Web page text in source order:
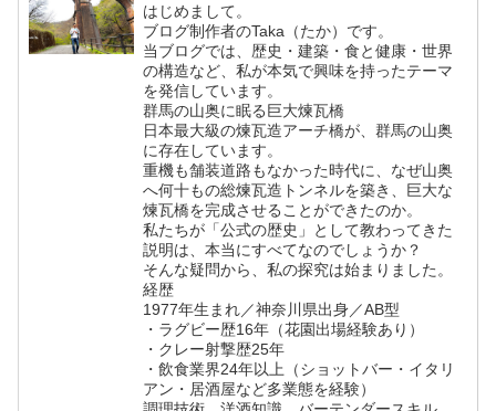
はじめまして。
ブログ制作者のTaka（たか）です。
当ブログでは、歴史・建築・食と健康・世界
の構造など、私が本気で興味を持ったテーマ
を発信しています。
群馬の山奥に眠る巨大煉瓦橋
日本最大級の煉瓦造アーチ橋が、群馬の山奥
に存在しています。
重機も舗装道路もなかった時代に、なぜ山奥
へ何十もの総煉瓦造トンネルを築き、巨大な
煉瓦橋を完成させることができたのか。
私たちが「公式の歴史」として教わってきた
説明は、本当にすべてなのでしょうか？
そんな疑問から、私の探究は始まりました。
経歴
1977年生まれ／神奈川県出身／AB型
・ラグビー歴16年（花園出場経験あり）
・クレー射撃歴25年
・飲食業界24年以上（ショットバー・イタリ
アン・居酒屋など多業態を経験）